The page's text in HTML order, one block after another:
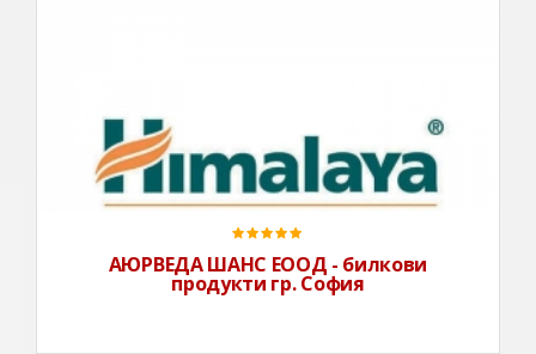
продукти„Аюрведа шанс“ ЕООД дистрибутира
билкови продукти (хранителни добавки и козметика)
на двете фирми „The Himalaya Drug Company“ и
„Charak Pharmaceuticals“, ИндияРаботим с почти
всички дистрибутори на ле
АЮРВЕДА ШАНС ЕООД - билкови
продукти гр. София